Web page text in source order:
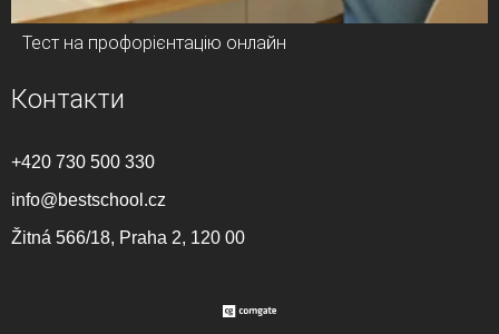
Тест на профорієнтацію онлайн
Контакти
+420 730 500 330
info@bestschool.cz
Žitná 566/18, Praha 2, 120 00